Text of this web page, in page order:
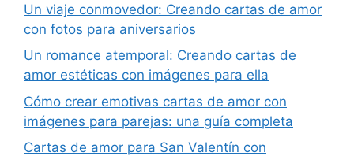
Un viaje conmovedor: Creando cartas de amor
con fotos para aniversarios
Un romance atemporal: Creando cartas de
amor estéticas con imágenes para ella
Cómo crear emotivas cartas de amor con
imágenes para parejas: una guía completa
Cartas de amor para San Valentín con